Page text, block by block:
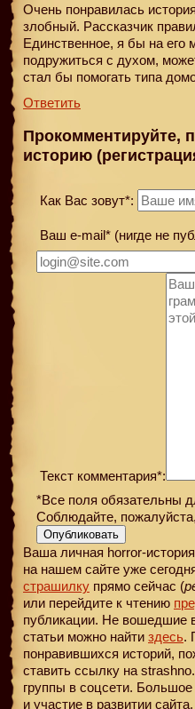
Очень понравилась
злобный. Рассказчик
Единственное, я бы на его
подружиться с духом,
стал бы помогать типа
Ответить
Прокомментируйте,
историю
Как Вас зовут*:
Ваш e-mail* (нигде не
Текст комментария*:
*Все поля обязательны
Соблюдайте, пожалуйста,
Опубликовать
Ваша личная horror-
на нашем сайте уже
страшилку прямо сейчас (
или перейдите к чтению
публикации. Не вошедшие
статьи можно найти здесь.
понравившихся историй,
ставить ссылку на
группы в соцсети.
и участие в развитии сайта.